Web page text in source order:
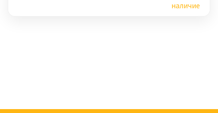
наличие